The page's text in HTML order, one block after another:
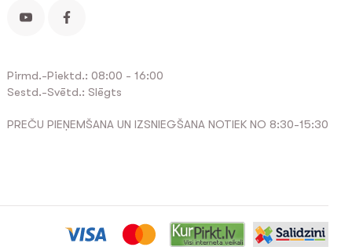
Pirmd.-Piektd.: 08:00 - 16:00
Sestd.-Svētd.: Slēgts
PREČU PIEŅEMŠANA UN IZSNIEGŠANA NOTIEK NO 8:30-15:30